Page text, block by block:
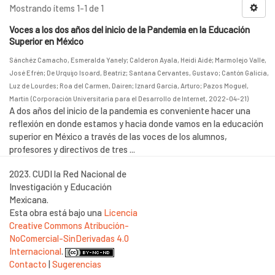
Mostrando ítems 1-1 de 1
Voces a los dos años del inicio de la Pandemia en la Educación
Superior en México
Sánchéz Camacho, Esmeralda Yanely; Calderon Ayala, Heidi Aidé; Marmolejo Valle,
José Efrén; De Urquijo Isoard, Beatriz; Santana Cervantes, Gustavo; Cantón Galicia,
Luz de Lourdes; Roa del Carmen, Dairen; Iznard García, Arturo; Pazos Moguel,
Martin (Corporación Universitaria para el Desarrollo de Internet, 2022-04-21)
A dos años del inicio de la pandemia es conveniente hacer una
reflexión en donde estamos y hacia donde vamos en la educación
superior en México a través de las voces de los alumnos,
profesores y directivos de tres ...
2023. CUDI la Red Nacional de
Investigación y Educación
Mexicana.
Esta obra está bajo una Licencia
Creative Commons Atribución-
NoComercial-SinDerivadas 4.0
Internacional.
Contacto |Sugerencias